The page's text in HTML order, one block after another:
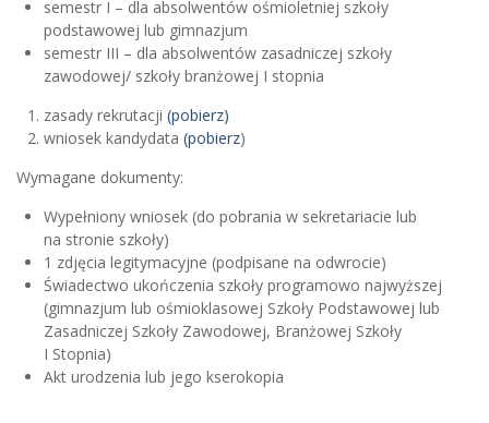
semestr I – dla absolwentów ośmioletniej szkoły
podstawowej lub gimnazjum
semestr III – dla absolwentów zasadniczej szkoły
zawodowej/ szkoły branżowej I stopnia
zasady rekrutacji (pobierz)
wniosek kandydata (pobierz)
Wymagane dokumenty:
Wypełniony wniosek (do pobrania w sekretariacie lub
na stronie szkoły)
1 zdjęcia legitymacyjne (podpisane na odwrocie)
Świadectwo ukończenia szkoły programowo najwyższej
(gimnazjum lub ośmioklasowej Szkoły Podstawowej lub
Zasadniczej Szkoły Zawodowej, Branżowej Szkoły
I Stopnia)
Akt urodzenia lub jego kserokopia